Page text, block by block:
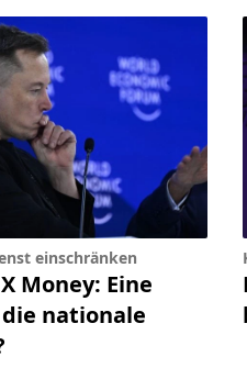
einschränken
Money: Eine
nationale